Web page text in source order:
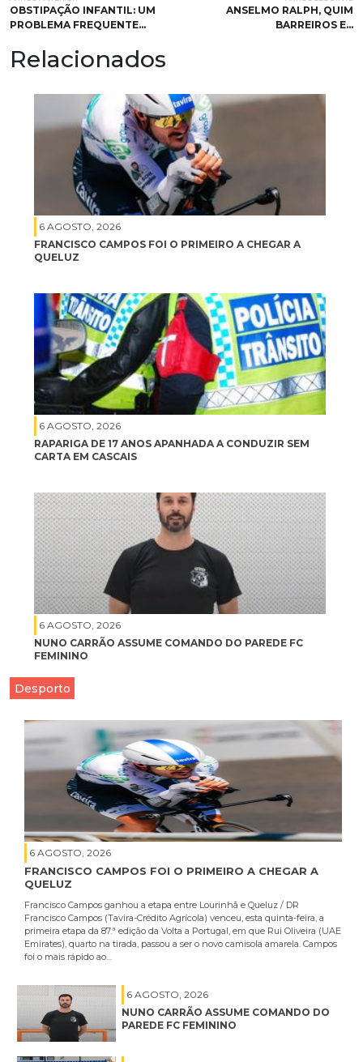
OBSTIPAÇÃO INFANTIL: UM
PROBLEMA FREQUENTE…
ANSELMO RALPH, QUIM
BARREIROS E…
Relacionados
6 AGOSTO, 2026
FRANCISCO CAMPOS FOI O PRIMEIRO A CHEGAR A
QUELUZ
6 AGOSTO, 2026
RAPARIGA DE 17 ANOS APANHADA A CONDUZIR SEM
CARTA EM CASCAIS
6 AGOSTO, 2026
NUNO CARRÃO ASSUME COMANDO DO PAREDE FC
FEMININO
Desporto
6 AGOSTO, 2026
FRANCISCO CAMPOS FOI O PRIMEIRO A CHEGAR A
QUELUZ
Francisco Campos ganhou a etapa entre Lourinhã e Queluz / DR
Francisco Campos (Tavira-Crédito Agrícola) venceu, esta quinta-feira, a
primeira etapa da 87.ª edição da Volta a Portugal, em que Rui Oliveira (UAE
Emirates), quarto na tirada, passou a ser o novo camisola amarela. Campos
foi o mais rápido ao…
6 AGOSTO, 2026
NUNO CARRÃO ASSUME COMANDO DO
PAREDE FC FEMININO